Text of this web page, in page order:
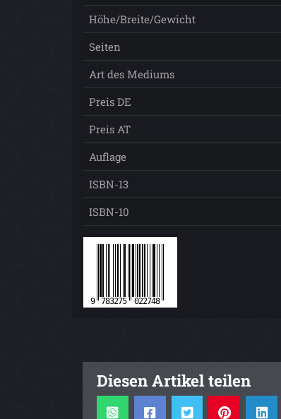
Höhe/Breite/Gewicht
Seiten
Art des Mediums
Preis DE
Preis AT
Auflage
ISBN-13
ISBN-10
Diesen Artikel teilen